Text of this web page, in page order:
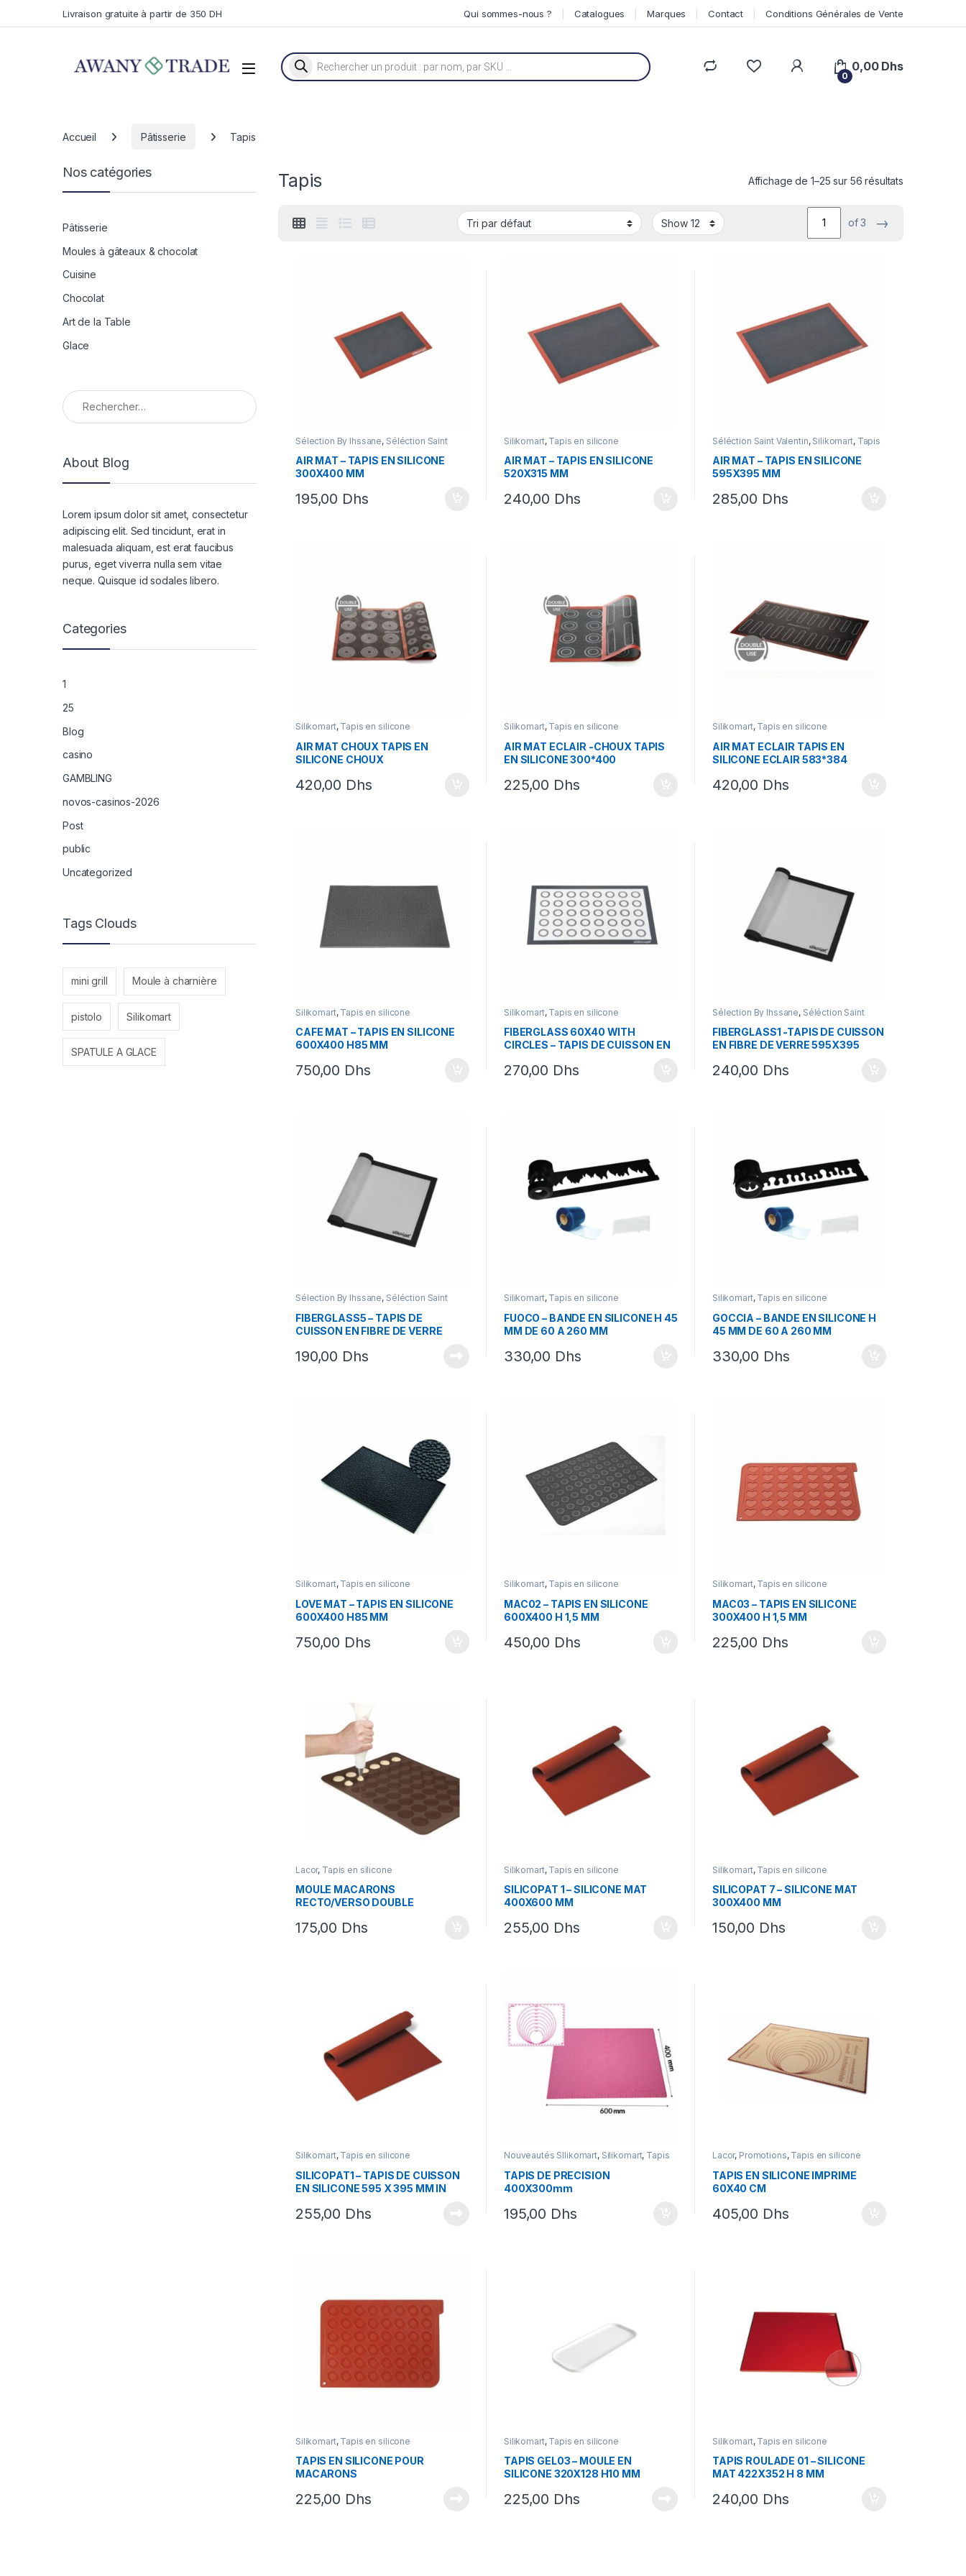
Livraison gratuite à partir de 350 DH Qui sommes-nous ? Catalogues Marques Contact Conditions Générales de Vente
Recherche de produits
0
0,00 Dhs
Accueil Pâtisserie Tapis
Tapis Affichage de 1–25 sur 56 résultats
of 3 →
Sélection By Ihssane, Séléction Saint
Silikomart Tapis en silicone
AIR MAT – TAPIS EN SILICONE
300X400 MM
195,00 Dhs
Silikomart, Tapis en silicone
AIR MAT – TAPIS EN SILICONE
520X315 MM
240,00 Dhs
Séléction Saint Valentin, Silikomart, Tapis
AIR MAT – TAPIS EN SILICONE
595X395 MM
285,00 Dhs
Silikomart, Tapis en silicone
AIR MAT CHOUX TAPIS EN
SILICONE CHOUX
420,00 Dhs
Silikomart, Tapis en silicone
AIR MAT ECLAIR -CHOUX TAPIS
EN SILICONE 300*400
225,00 Dhs
Silikomart, Tapis en silicone
AIR MAT ECLAIR TAPIS EN
SILICONE ECLAIR 583*384
420,00 Dhs
Silikomart, Tapis en silicone
CAFE MAT – TAPIS EN SILICONE
600X400 H85 MM
750,00 Dhs
Silikomart, Tapis en silicone
FIBERGLASS 60X40 WITH
CIRCLES – TAPIS DE CUISSON EN
270,00 Dhs
Sélection By Ihssane, Séléction Saint
FIBERGLASS1 -TAPIS DE CUISSON
EN FIBRE DE VERRE 595X395
240,00 Dhs
Sélection By Ihssane, Séléction Saint
Silikomart
FIBERGLASS5 – TAPIS DE
CUISSON EN FIBRE DE VERRE
190,00 Dhs
Silikomart, Tapis en silicone
FUOCO – BANDE EN SILICONE H 45
MM DE 60 A 260 MM
330,00 Dhs
Silikomart, Tapis en silicone
GOCCIA – BANDE EN SILICONE H
45 MM DE 60 A 260 MM
330,00 Dhs
Silikomart, Tapis en silicone
LOVE MAT – TAPIS EN SILICONE
600X400 H85 MM
750,00 Dhs
Silikomart, Tapis en silicone
MAC02 – TAPIS EN SILICONE
600X400 H 1,5 MM
450,00 Dhs
Silikomart, Tapis en silicone
MAC03 – TAPIS EN SILICONE
300X400 H 1,5 MM
225,00 Dhs
Lacor, Tapis en silicone
MOULE MACARONS
RECTO/VERSO DOUBLE
175,00 Dhs
Silikomart, Tapis en silicone
SILICOPAT 1 – SILICONE MAT
400X600 MM
255,00 Dhs
Silikomart, Tapis en silicone
SILICOPAT 7 – SILICONE MAT
300X400 MM
150,00 Dhs
Silikomart, Tapis en silicone
SILICOPAT1 – TAPIS DE CUISSON
EN SILICONE 595 X 395 MM IN
255,00 Dhs
Nouveautés SIlikomart, Silikomart, Tapis
TAPIS DE PRECISION
400X300mm
195,00 Dhs
Lacor, Promotions, Tapis en silicone
TAPIS EN SILICONE IMPRIME
60X40 CM
405,00 Dhs
Silikomart, Tapis en silicone
TAPIS EN SILICONE POUR
MACARONS
225,00 Dhs
Silikomart, Tapis en silicone
TAPIS GEL03 – MOULE EN
SILICONE 320X128 H10 MM
225,00 Dhs
Silikomart, Tapis en silicone
TAPIS ROULADE 01 – SILICONE
MAT 422X352 H 8 MM
240,00 Dhs
Nos catégories
Pâtisserie
Moules à gâteaux & chocolat
Cuisine
Chocolat
Art de la Table
Glace
Rechercher :
About Blog
Lorem ipsum dolor sit amet, consectetur
adipiscing elit. Sed tincidunt, erat in
malesuada aliquam, est erat faucibus
purus, eget viverra nulla sem vitae
neque. Quisque id sodales libero.
Categories
1
25
Blog
casino
GAMBLING
novos-casinos-2026
Post
public
Uncategorized
Tags Clouds
mini grill Moule à charnière
pistolo Silikomart
SPATULE A GLACE